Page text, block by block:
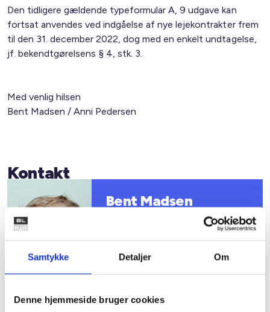
Samtykke Detaljer Om
Denne hjemmeside bruger cookies
Den tidligere gældende typeformular A, 9 udgave kan
fortsat anvendes ved indgåelse af nye lejekontrakter frem
til den 31. december 2022, dog med en enkelt undtagelse,
jf. bekendtgørelsens § 4, stk. 3.
Med venlig hilsen
Bent Madsen / Anni Pedersen
Kontakt
Bent Madsen
Mail: bma@bl.dk